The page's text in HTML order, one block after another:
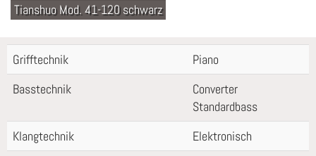
Tianshuo Mod. 41-120 schwarz
Grifftechnik
Piano
Basstechnik
Converter
Standardbass
Klangtechnik
Elektronisch